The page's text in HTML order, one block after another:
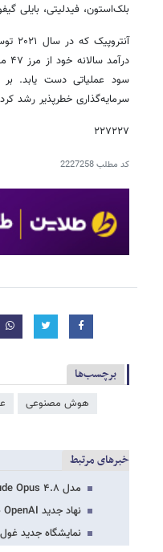
بلک‌استون، فیدلیتی، بایلی
سود عملیاتی دست یابد.
سرمایه‌گذاری خطرپذیر رشد
۲۲۷۲۲۷
کد مطلب2227258
برچسب‌ها
هوش مصنوعی
خبرهای مرتبط
مدل Claude Opus ۴.۸ منتشر شد
نهاد جدید OpenAI با بودجه ۴ میلیارد دلاری برای استقرار هوش مصنوعی در سازمان‌ها راه‌اندازی…
نمایشگاه جدید